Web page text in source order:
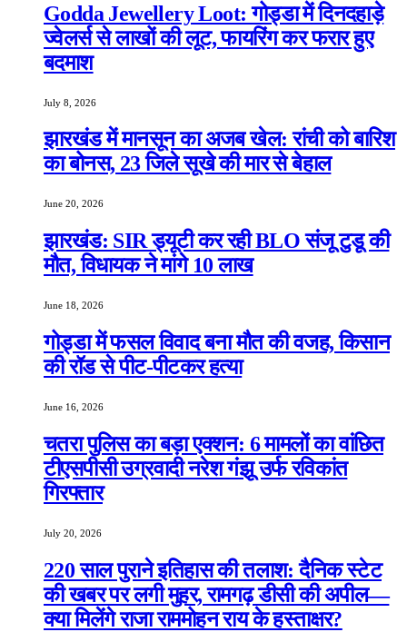
Godda Jewellery Loot: गोड्डा में दिनदहाड़े
ज्वेलर्स से लाखों की लूट, फायरिंग कर फरार हुए
बदमाश
July 8, 2026
झारखंड में मानसून का अजब खेल: रांची को बारिश
का बोनस, 23 जिले सूखे की मार से बेहाल
June 20, 2026
झारखंड: SIR ड्यूटी कर रही BLO संजू टुडू की
मौत, विधायक ने मांगे 10 लाख
June 18, 2026
गोड्डा में फसल विवाद बना मौत की वजह, किसान
की रॉड से पीट-पीटकर हत्या
June 16, 2026
चतरा पुलिस का बड़ा एक्शन: 6 मामलों का वांछित
टीएसपीसी उग्रवादी नरेश गंझू उर्फ रविकांत
गिरफ्तार
July 20, 2026
220 साल पुराने इतिहास की तलाश: दैनिक स्टेट
की खबर पर लगी मुहर, रामगढ़ डीसी की अपील—
क्या मिलेंगे राजा राममोहन राय के हस्ताक्षर?